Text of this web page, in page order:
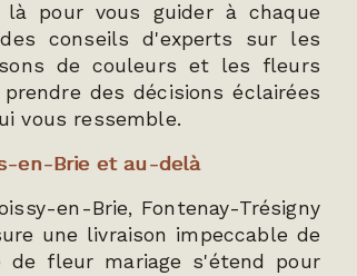
pour vous guider à chaque
conseils d'experts sur les
de couleurs et les fleurs
des décisions éclairées
vous ressemble.
en-Brie et au-delà
en-Brie, Fontenay-Trésigny
une livraison impeccable de
de fleur mariage s'étend pour